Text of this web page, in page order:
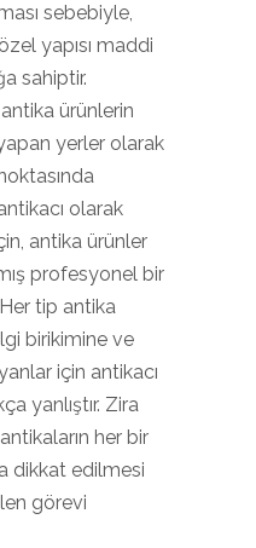
sebebiyle,
yapısı maddi
sahiptir.
ürünlerin
yerler olarak
olarak
antika ürünler
profesyonel bir
tip antika
birikimine ve
için antikacı
yanlıştır. Zira
her bir
dikkat edilmesi
görevi